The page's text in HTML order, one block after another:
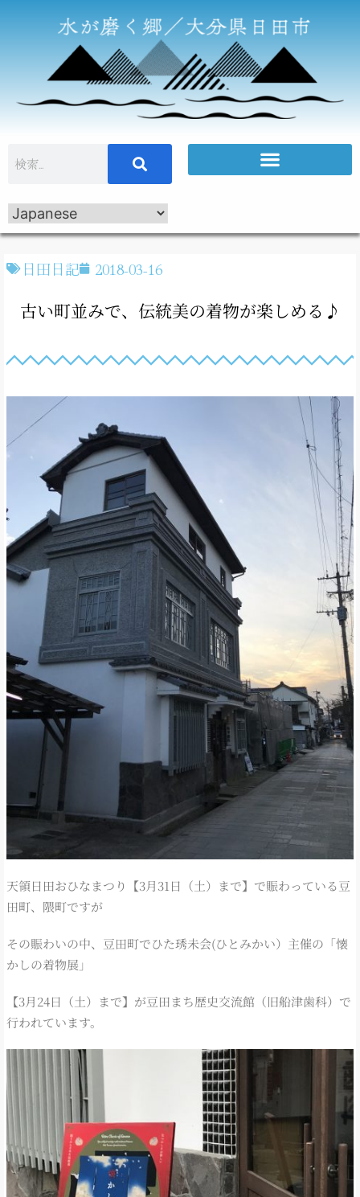
日田日記 2018-03-16
古い町並みで、伝統美の着物が楽しめる♪
天領日田おひなまつり【3月31日（土）まで】で賑わっている豆
田町、隈町ですが
その賑わいの中、豆田町でひた琇未会(ひとみかい）主催の「懐
かしの着物展」
【3月24日（土）まで】が豆田まち歴史交流館（旧船津歯科）で
行われています。